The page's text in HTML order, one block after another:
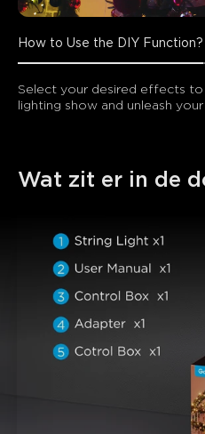
How to Use the DIY Function?
Select your desired effects to
lighting show and unleash
Wat zit er in de